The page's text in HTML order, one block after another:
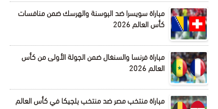
مباراة سويسرا ضد البوسنة والهرسك ضمن منافسات
كأس العالم 2026
مباراة فرنسا والسنغال ضمن الجولة الأولى من كأس
العالم 2026
مباراة منتخب مصر ضد منتخب بلجيكا في كأس العالم